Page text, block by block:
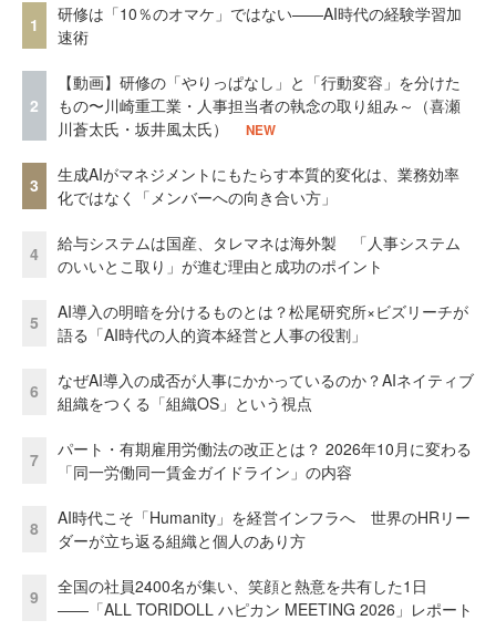
1
研修は「10％のオマケ」ではない——AI時代の経験学習加
速術
2
【動画】研修の「やりっぱなし」と「行動変容」を分けた
もの〜川崎重工業・人事担当者の執念の取り組み～（喜瀬
川蒼太氏・坂井風太氏）
NEW
3
生成AIがマネジメントにもたらす本質的変化は、業務効率
化ではなく「メンバーへの向き合い方」
4
給与システムは国産、タレマネは海外製 「人事システム
のいいとこ取り」が進む理由と成功のポイント
5
AI導入の明暗を分けるものとは？松尾研究所×ビズリーチが
語る「AI時代の人的資本経営と人事の役割」
6
なぜAI導入の成否が人事にかかっているのか？AIネイティブ
組織をつくる「組織OS」という視点
7
パート・有期雇用労働法の改正とは？ 2026年10月に変わる
「同一労働同一賃金ガイドライン」の内容
8
AI時代こそ「Humanity」を経営インフラへ 世界のHRリー
ダーが立ち返る組織と個人のあり方
9
全国の社員2400名が集い、笑顔と熱意を共有した1日
――「ALL TORIDOLL ハピカン MEETING 2026」レポート